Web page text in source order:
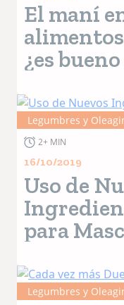
El maní
¿es
Legumbres y
2+ MIN
16/10/2019
Uso de
para
Legumbres y